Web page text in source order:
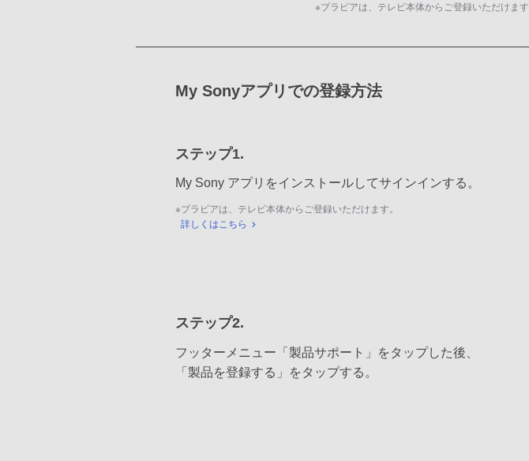
※ブラビアは、テレビ本体からご登録いただけます
My Sonyアプリでの登録方法
ステップ1.
My Sony アプリをインストールしてサインインする。
※ブラビアは、テレビ本体からご登録いただけます。
詳しくはこちら
ステップ2.
フッターメニュー「製品サポート」をタップした後、
「製品を登録する」をタップする。